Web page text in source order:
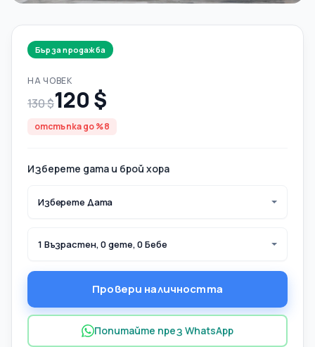
Бърза продажба
НА ЧОВЕК
130 $120 $
отстъпка до %8
Изберете дата и брой хора
Изберете Дата
1 Възрастен, 0 дете, 0 Бебе
Провери наличността
Попитайте през WhatsApp